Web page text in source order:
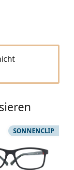
SONNENCLIP